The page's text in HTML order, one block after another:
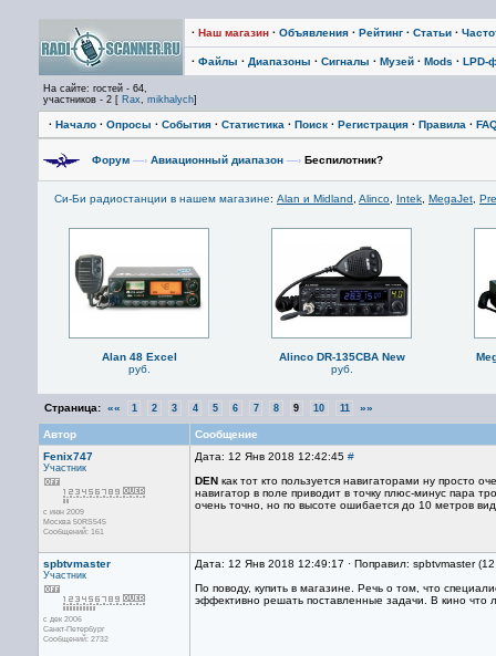
· Наш магазин · Объявления · Рейтинг · Статьи ·
· Файлы · Диапазоны · Сигналы · Музей · Mods · LPD-
На сайте: гостей - 64,
участников - 2 [ Rax, mikhalych]
· Начало · Опросы · События · Статистика · Поиск · Регистрация · Правила ·
Форум —› Авиационный диапазон —› Беспилотник?
Си-Би радиостанции в нашем магазине: Alan и Midland Alinco Intek MegaJet
Alan 48 Excel
руб.
Alinco DR-135CBA New
руб.
Страница: «« 1 2 3 4 5 6 7 8 9 10 11 »»
Автор
Сообщение
Fenix747
Участник
с июн 2009
Москва 50RS545
Сообщений: 161
Дата: 12 Янв 2018 12:42:45 #
DEN как тот кто пользуется навигаторами ну просто
навигатор в поле приводит в точку плюс-минус пара
очень точно, но по высоте ошибается до 10 метров
spbtvmaster
Участник
с дек 2006
Санкт-Петербург
Сообщений: 2732
Дата: 12 Янв 2018 12:49:17 · Поправил: spbtvmaster
По поводу, купить в магазине. Речь о том, что
эффективно решать поставленные задачи. В кино что